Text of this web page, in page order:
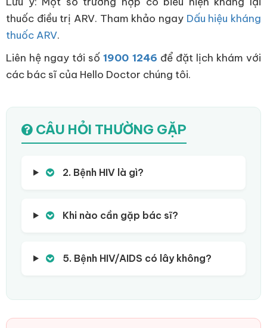
thuốc điều trị ARV. Tham khảo ngay Dấu hiệu kháng
thuốc ARV.
Liên hệ ngay tới số1900 1246 để đặt lịch khám với
các bác sĩ của Hello Doctor chúng tôi.
CÂU HỎI THƯỜNG GẶP
2. Bệnh HIV là gì?
Khi nào cần gặp bác sĩ?
5. Bệnh HIV/AIDS có lây không?